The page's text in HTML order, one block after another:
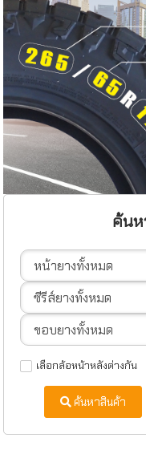
ค้นห
เลือกล้อหน้าหลังต่างกัน
ค้นหาสินค้า